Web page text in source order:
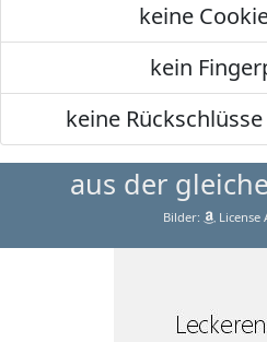
keine
kein
keine
aus der
Bilder: License